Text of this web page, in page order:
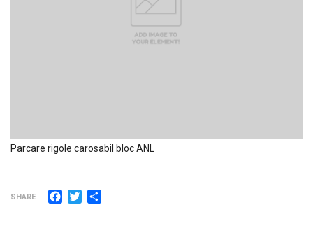
Parcare rigole carosabil bloc ANL
SHARE Facebook
Twitter